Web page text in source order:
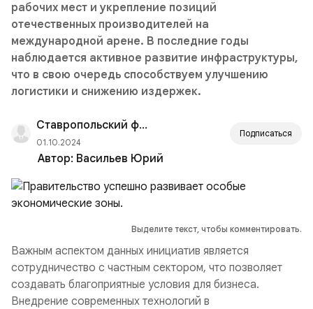
рабочих мест и укрепление позиций
отечественных производителей на
международной арене. В последние годы
наблюдается активное развитие инфраструктуры,
что в свою очередь способствуем улучшению
логистики и снижению издержек.
Ставропольский филиал РАНХиГС
01.10.2024
Подписаться
Автор: Васильев Юрий
Выделите текст, чтобы комментировать.
Важным аспектом данных инициатив является
сотрудничество с частным сектором, что позволяет
создавать благоприятные условия для бизнеса.
Внедрение современных технологий в